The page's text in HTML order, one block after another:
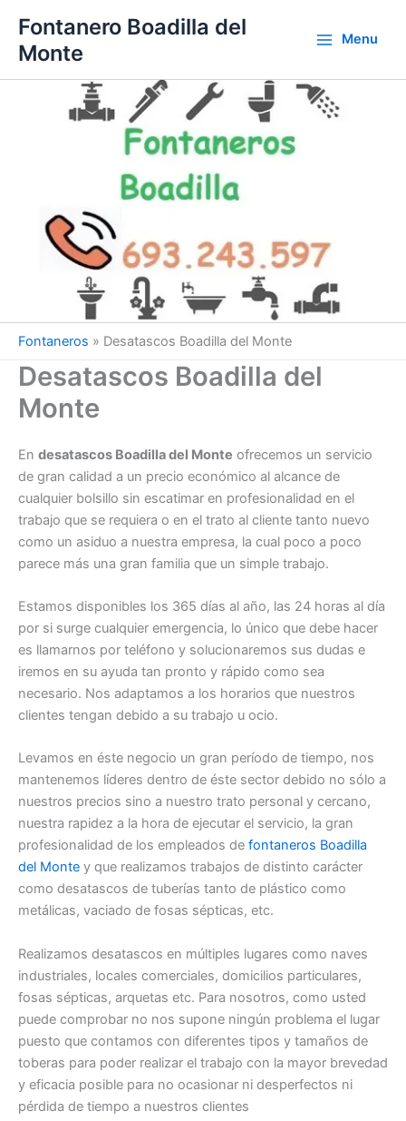
contenido
Fontanero Boadilla del
Monte
Menu
Fontaneros » Desatascos Boadilla del Monte
Desatascos Boadilla del
Monte
En desatascos Boadilla del Monte ofrecemos un servicio
de gran calidad a un precio económico al alcance de
cualquier bolsillo sin escatimar en profesionalidad en el
trabajo que se requiera o en el trato al cliente tanto nuevo
como un asiduo a nuestra empresa, la cual poco a poco
parece más una gran familia que un simple trabajo.
Estamos disponibles los 365 días al año, las 24 horas al día
por si surge cualquier emergencia, lo único que debe hacer
es llamarnos por teléfono y solucionaremos sus dudas e
iremos en su ayuda tan pronto y rápido como sea
necesario. Nos adaptamos a los horarios que nuestros
clientes tengan debido a su trabajo u ocio.
Levamos en éste negocio un gran período de tiempo, nos
mantenemos líderes dentro de éste sector debido no sólo a
nuestros precios sino a nuestro trato personal y cercano,
nuestra rapidez a la hora de ejecutar el servicio, la gran
profesionalidad de los empleados de fontaneros Boadilla
del Monte y que realizamos trabajos de distinto carácter
como desatascos de tuberías tanto de plástico como
metálicas, vaciado de fosas sépticas, etc.
Realizamos desatascos en múltiples lugares como naves
industriales, locales comerciales, domicilios particulares,
fosas sépticas, arquetas etc. Para nosotros, como usted
puede comprobar no nos supone ningún problema el lugar
puesto que contamos con diferentes tipos y tamaños de
toberas para poder realizar el trabajo con la mayor brevedad
y eficacia posible para no ocasionar ni desperfectos ni
pérdida de tiempo a nuestros clientes